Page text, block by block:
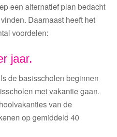
een alternatief plan bedacht
Daarnaast heeft het
voordelen:
jaar.
de basisscholen beginnen
met vakantie gaan.
van de
op gemiddeld 40